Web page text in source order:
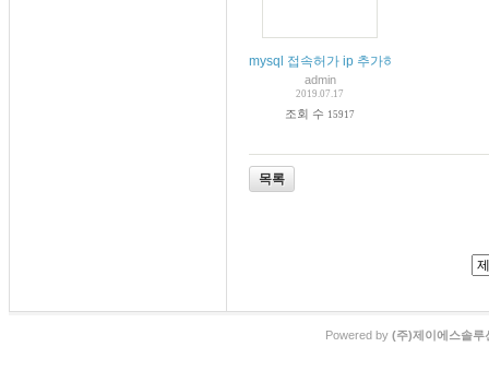
mysql 접속허가 ip 추가하기 간단하게 쉽
admin
2019.07.17
조회 수 15917
목록
Powered by (주)제이에스솔루